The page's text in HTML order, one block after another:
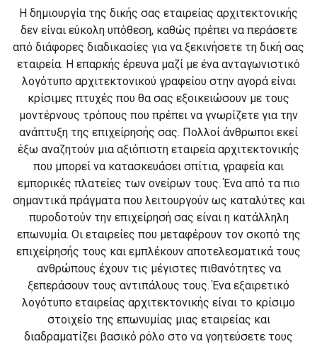
Η δημιουργία της δικής σας εταιρείας αρχιτεκτονικής
δεν είναι εύκολη υπόθεση, καθώς πρέπει να περάσετε
από διάφορες διαδικασίες για να ξεκινήσετε τη δική σας
εταιρεία. Η επαρκής έρευνα μαζί με ένα ανταγωνιστικό
λογότυπο αρχιτεκτονικού γραφείου στην αγορά είναι
κρίσιμες πτυχές που θα σας εξοικειώσουν με τους
μοντέρνους τρόπους που πρέπει να γνωρίζετε για την
ανάπτυξη της επιχείρησής σας. Πολλοί άνθρωποι εκεί
έξω αναζητούν μια αξιόπιστη εταιρεία αρχιτεκτονικής
που μπορεί να κατασκευάσει σπίτια, γραφεία και
εμπορικές πλατείες των ονείρων τους. Ένα από τα πιο
σημαντικά πράγματα που λειτουργούν ως καταλύτες και
πυροδοτούν την επιχείρησή σας είναι η κατάλληλη
επωνυμία. Οι εταιρείες που μεταφέρουν τον σκοπό της
επιχείρησής τους και εμπλέκουν αποτελεσματικά τους
ανθρώπους έχουν τις μέγιστες πιθανότητες να
ξεπεράσουν τους αντιπάλους τους. Ένα εξαιρετικό
λογότυπο εταιρείας αρχιτεκτονικής είναι το κρίσιμο
στοιχείο της επωνυμίας μιας εταιρείας και
διαδραματίζει βασικό ρόλο στο να γοητεύσετε τους